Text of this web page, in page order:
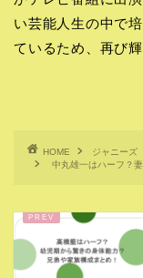
い芸能人生の中で
ているため、再び
HOME
ジャニーズ
中丸雄一はハーフ？